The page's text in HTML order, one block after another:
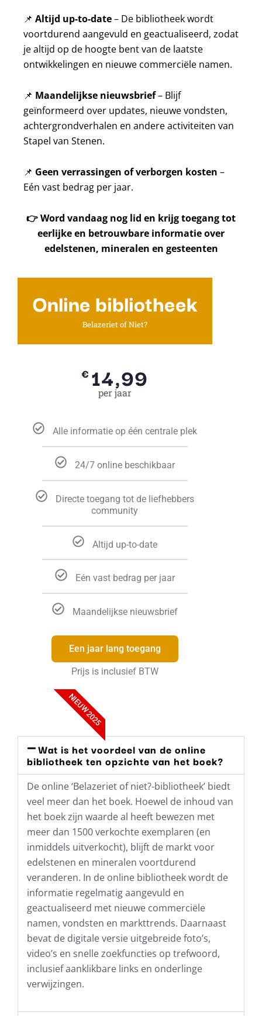
📌 Altijd up-to-date– De bibliotheek wordt
voortdurend aangevuld en geactualiseerd, zodat
je altijd op de hoogte bent van de laatste
ontwikkelingen en nieuwe commerciële namen.
📌 Maandelijkse nieuwsbrief– Blijf
geïnformeerd over updates, nieuwe vondsten,
achtergrondverhalen en andere activiteiten van
Stapel van Stenen.
📌 Geen verrassingen of verborgen kosten –
Eén vast bedrag per jaar.
👉Word vandaag nog lid en krijg toegang tot
eerlijke en betrouwbare informatie over
edelstenen, mineralen en gesteenten
Online bibliotheek
Belazeriet of Niet?
€ 14,99
per jaar
Alle informatie op één centrale plek
24/7 online beschikbaar
Directe toegang tot de liefhebbers
community
Altijd up-to-date
Eén vast bedrag per jaar
Maandelijkse nieuwsbrief
Een jaar lang toegang
Prijs is inclusief BTW
NIEUW 2025
Wat is het voordeel van de online
bibliotheek ten opzichte van het boek?
De online ‘Belazeriet of niet?-bibliotheek’ biedt
veel meer dan het boek. Hoewel de inhoud van
het boek zijn waarde al heeft bewezen met
meer dan 1500 verkochte exemplaren (en
inmiddels uitverkocht), blijft de markt voor
edelstenen en mineralen voortdurend
veranderen. In de online bibliotheek wordt de
informatie regelmatig aangevuld en
geactualiseerd met nieuwe commerciële
namen, vondsten en markttrends. Daarnaast
bevat de digitale versie uitgebreide foto’s,
video’s en snelle zoekfuncties op trefwoord,
inclusief aanklikbare links en onderlinge
verwijzingen.